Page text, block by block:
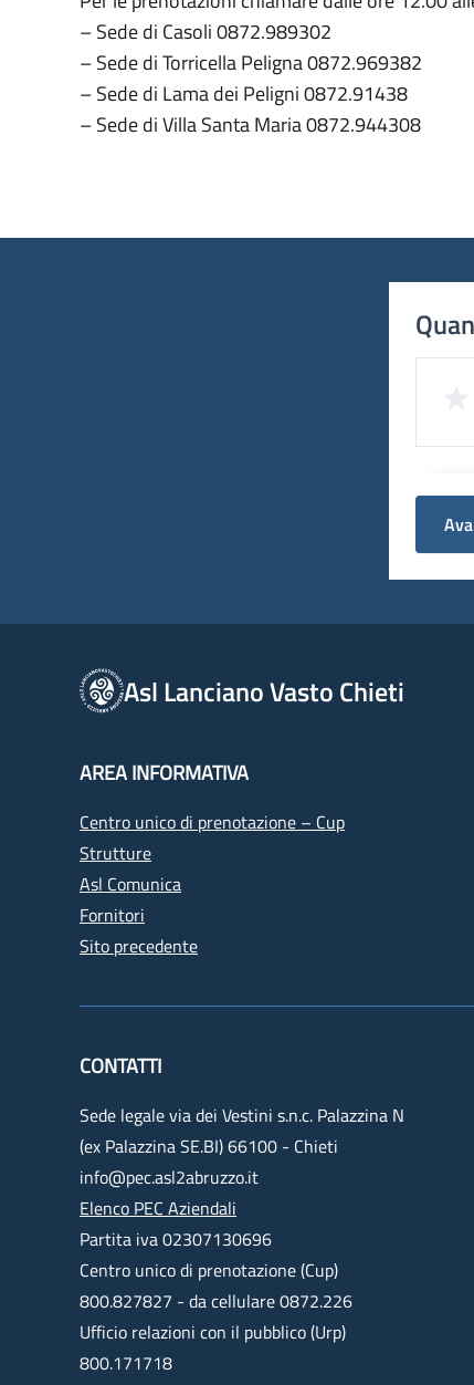
– Sede di Casoli 0872.989302
– Sede di Torricella Peligna 0872.969382
– Sede di Lama dei Peligni 0872.91438
– Sede di Villa Santa Maria 0872.944308
Asl Lanciano Vasto Chieti
AREA INFORMATIVA
Centro unico di prenotazione – Cup
Strutture
Asl Comunica
Fornitori
Sito precedente
CONTATTI
Sede legale via dei Vestini s.n.c. Palazzina N
(ex Palazzina SE.BI) 66100 - Chieti
info@pec.asl2abruzzo.it
Elenco PEC Aziendali
Partita iva 02307130696
Centro unico di prenotazione (Cup)
800.827827 - da cellulare 0872.226
Ufficio relazioni con il pubblico (Urp)
800.171718